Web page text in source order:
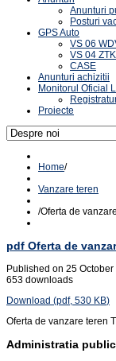
Anunturi
Posturi
GPS Auto
VS 06
VS 04 ZTK
CASE
Anunturi achizitii
Monitorul Oficial
Proiecte
Home/
Vanzare teren
/Oferta de
pdf Oferta de
Published on 25 October
653 downloads
Download (pdf, 530 KB)
Oferta de vanzare teren
Administratia